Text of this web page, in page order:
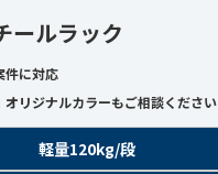
ールラック
件に対応
リジナルカラーもご相談ください
軽量120kg/段